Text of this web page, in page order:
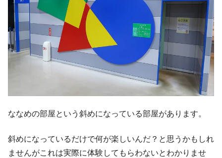
ななめの部屋という斜めになっている部屋があります。
斜めになっているだけで何が楽しいんだ？と思うかもしれ
ませんがこれは実際に体験してもらわないとわかりませ